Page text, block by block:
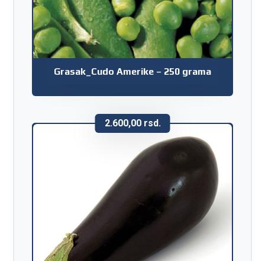
Grasak_Cudo Amerike – 250 grama
2.600,00 rsd.